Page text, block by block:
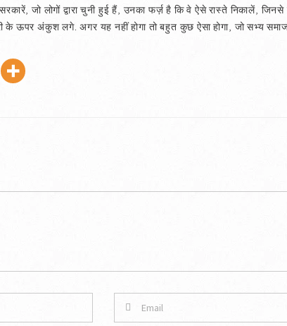
जो लोगों द्वारा चुनी हुई हैं, उनका फर्ज़ है कि वे ऐसे रास्ते निकालें,
के ऊपर अंकुश लगे. अगर यह नहीं होगा तो बहुत कुछ ऐसा होगा, जो सभ्य समाज